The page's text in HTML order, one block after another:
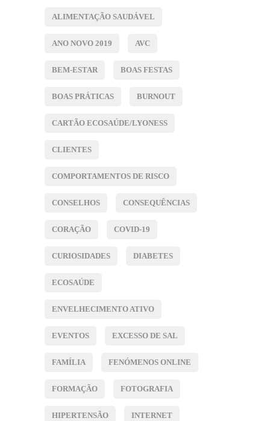
ALIMENTAÇÃO SAUDÁVEL
ANO NOVO 2019 AVC
BEM-ESTAR BOAS FESTAS
BOAS PRÁTICAS BURNOUT
CARTÃO ECOSAÚDE/LYONESS
CLIENTES
COMPORTAMENTOS DE RISCO
CONSELHOS CONSEQUÊNCIAS
CORAÇÃO COVID-19
CURIOSIDADES DIABETES
ECOSAÚDE
ENVELHECIMENTO ATIVO
EVENTOS EXCESSO DE SAL
FAMÍLIA FENÓMENOS ONLINE
FORMAÇÃO FOTOGRAFIA
HIPERTENSÃO INTERNET